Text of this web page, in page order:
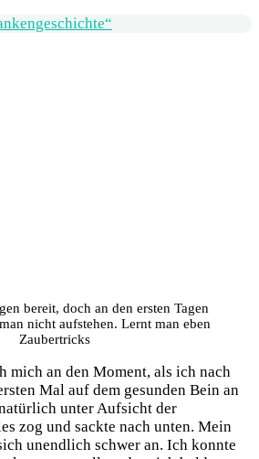
bereit, doch an den ersten Tagen
nicht aufstehen. Lernt man eben
Zaubertricks
mich an den Moment, als ich nach
Mal auf dem gesunden Bein an
unter Aufsicht der
zog und sackte nach unten. Mein
unendlich schwer an. Ich konnte